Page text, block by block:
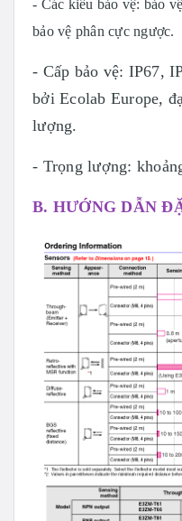
- Các kiểu bảo vệ: bảo
bảo vệ phân cực ngược.
- Cấp bảo vệ: IP67,
bởi Ecolab Europe,
lượng.
- Trọng lượng:
B. HƯỚNG DẪN